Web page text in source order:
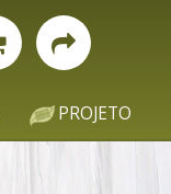
PROJETO